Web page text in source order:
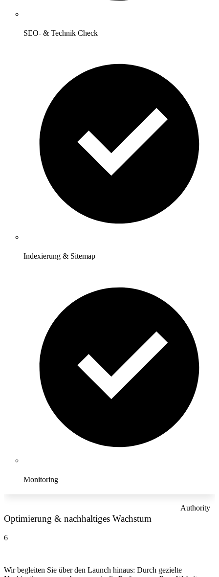
SEO- & Technik Check
Indexierung & Sitemap
Monitoring
Authority
Optimierung & nachhaltiges Wachstum
6
Wir begleiten Sie über den Launch hinaus: Durch gezielte